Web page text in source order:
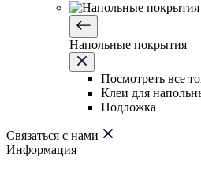
Напольные покрытия
Посмотреть все
Клеи для
Подложка
Связаться с нами
Информация